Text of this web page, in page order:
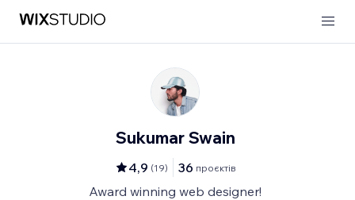
Sukumar Swain
4,9 (19) 36 проєктів
Award winning web designer!